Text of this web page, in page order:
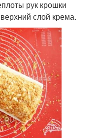
рук крошки
слой крема.